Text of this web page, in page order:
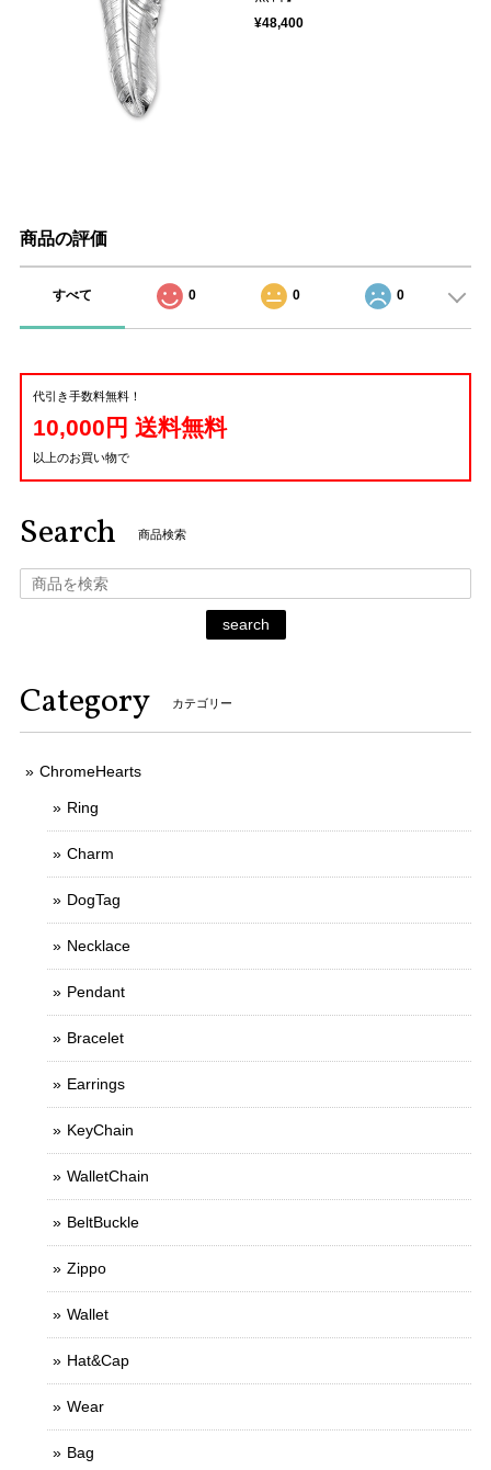
¥48,400
商品の評価
すべて 0 0 0
代引き手数料無料！
10,000円 送料無料
以上のお買い物で
Search 商品検索
search
Category カテゴリー
ChromeHearts
Ring
Charm
DogTag
Necklace
Pendant
Bracelet
Earrings
KeyChain
WalletChain
BeltBuckle
Zippo
Wallet
Hat&Cap
Wear
Bag